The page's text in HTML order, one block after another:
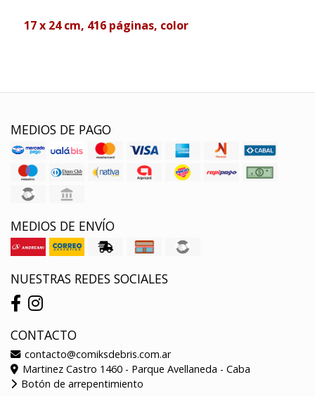
17 x 24 cm, 416 páginas, color
MEDIOS DE PAGO
MEDIOS DE ENVÍO
NUESTRAS REDES SOCIALES
CONTACTO
contacto@comiksdebris.com.ar
Martinez Castro 1460 - Parque Avellaneda - Caba
Botón de arrepentimiento